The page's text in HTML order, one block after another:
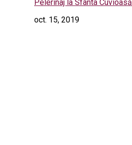
Pelerinaj la Sfânta
oct. 15, 2019